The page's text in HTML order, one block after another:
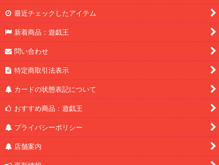
最近チェックしたアイテム
新着商品：遊戯王
問い合わせ
特定商取引法表示
カードの状態表記について
おすすめ商品：遊戯王
プライバシーポリシー
店舗案内